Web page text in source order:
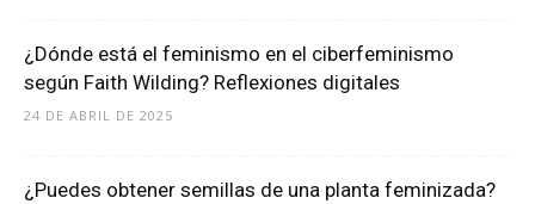
¿Dónde está el feminismo en el ciberfeminismo
según Faith Wilding? Reflexiones digitales
24 DE ABRIL DE 2025
¿Puedes obtener semillas de una planta feminizada?